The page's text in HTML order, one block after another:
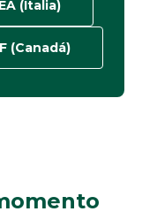
(Italia)
(Canadá)